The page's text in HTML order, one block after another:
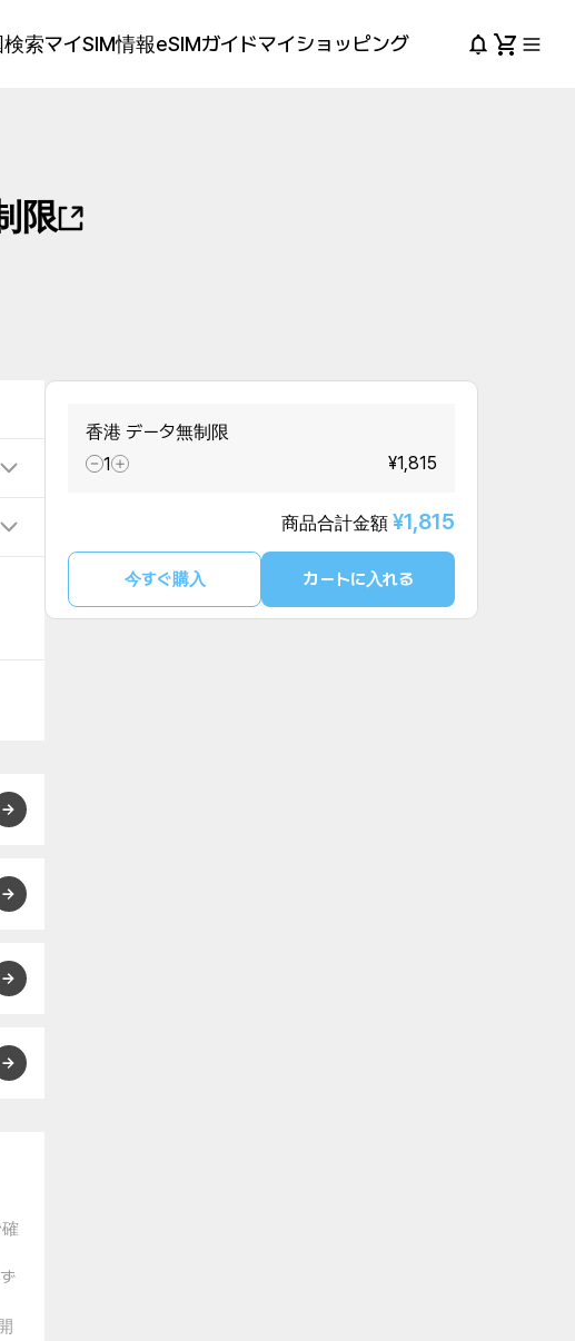
検索マイSIM情報eSIMガイドマイショッピング
限
香港 データ無制限
1
¥1,815
商品合計金額 ¥1,815
今すぐ購入 カートに入れる